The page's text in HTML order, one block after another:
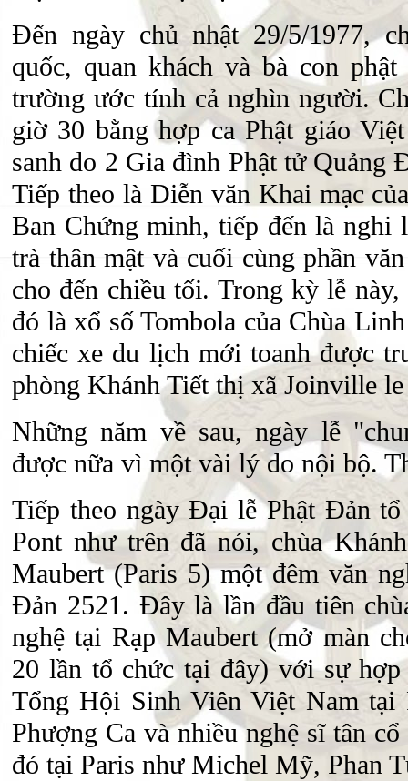
Đến ngày chủ nhật 29/5/1977,
quốc, quan khách và bà con
trường ước tính cả nghìn người.
giờ 30 bằng hợp ca Phật giáo
sanh do 2 Gia đình Phật tử
Tiếp theo là Diễn văn Khai mạc
Ban Chứng minh, tiếp đến là nghi
trà thân mật và cuối cùng phần
cho đến chiều tối. Trong kỳ lễ
đó là xổ số Tombola của Chùa
chiếc xe du lịch mới toanh được
phòng Khánh Tiết thị xã Joinville
Những năm về sau, ngày lễ
được nữa vì một vài lý do nội bộ.
Tiếp theo ngày Đại lễ Phật Đản
Pont như trên đã nói, chùa
Maubert (Paris 5) một đêm văn
Đản 2521. Đây là lần đầu tiên
nghệ tại Rạp Maubert (mở màn
20 lần tổ chức tại đây) với sự hợp
Tổng Hội Sinh Viên Việt Nam tại
Phượng Ca và nhiều nghệ sĩ tân
đó tại Paris như Michel Mỹ, Phan